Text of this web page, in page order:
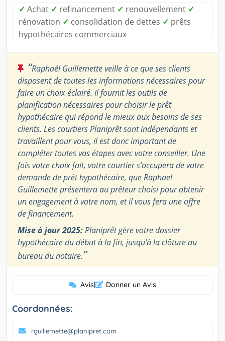
✓ Achat ✓ refinancement ✓ renouvellement ✓
rénovation ✓ consolidation de dettes ✓ prêts
hypothécaires commerciaux
“Raphaël Guillemette veille à ce que ses clients
disposent de toutes les informations nécessaires pour
faire un choix éclairé. Il fournit les outils de
planification nécessaires pour choisir le prêt
hypothécaire qui répond le mieux aux besoins de ses
clients. Les courtiers Planiprêt sont indépendants et
travaillent pour vous, il est donc important de
compléter toutes vos étapes avec votre conseiller. Une
fois votre choix fait, votre courtier s’occupera de votre
demande de prêt hypothécaire, que Raphael
Guillemette présentera au prêteur choisi pour obtenir
un engagement à votre nom, et il vous fera une offre
de financement.
Mise à jour 2025:Planiprêt gère votre dossier
hypothécaire du début à la fin, jusqu’à la clôture au
bureau du notaire.”
Avis| Donner un Avis
Coordonnées:
rguillemette@planipret.com